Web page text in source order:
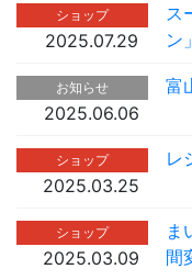
ショップ
2025.07.29
ス
ン
お知らせ
2025.06.06
富
ショップ
2025.03.25
レ
ショップ
2025.03.09
ま
間